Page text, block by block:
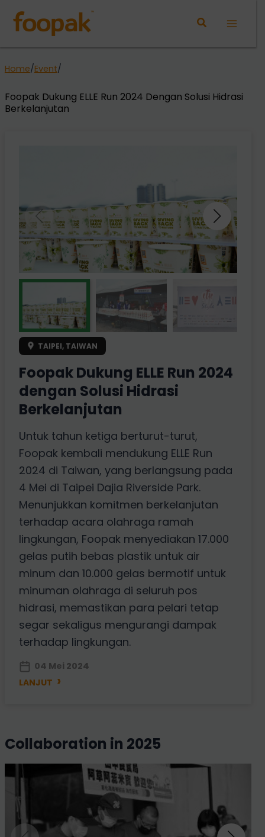
konten
Home/Event/
Foopak Dukung ELLE Run 2024 Dengan Solusi Hidrasi
Berkelanjutan
TAIPEI, TAIWAN
Foopak Dukung ELLE Run 2024
dengan Solusi Hidrasi
Berkelanjutan
Untuk tahun ketiga berturut-turut,
Foopak kembali mendukung ELLE Run
2024 di Taiwan, yang berlangsung pada
4 Mei di Taipei Dajia Riverside Park.
Menunjukkan komitmen berkelanjutan
terhadap acara olahraga ramah
lingkungan, Foopak menyediakan 17.000
gelas putih bebas plastik untuk air
minum dan 10.000 gelas bermotif untuk
minuman olahraga di seluruh pos
hidrasi, memastikan para pelari tetap
segar sekaligus mengurangi dampak
terhadap lingkungan.
04 Mei 2024
LANJUT ›
collaboration in 2025